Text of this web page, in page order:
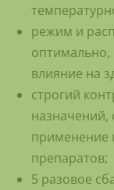
режим и
оптимально,
влияние на
строгий
назначений,
применение
препаратов;
5 разовое